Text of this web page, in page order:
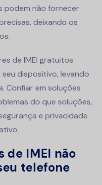
podem não fornecer
deixando os
de IMEI gratuitos
dispositivo, levando
Confiar em soluções
do que soluções,
e privacidade
de IMEI não
telefone